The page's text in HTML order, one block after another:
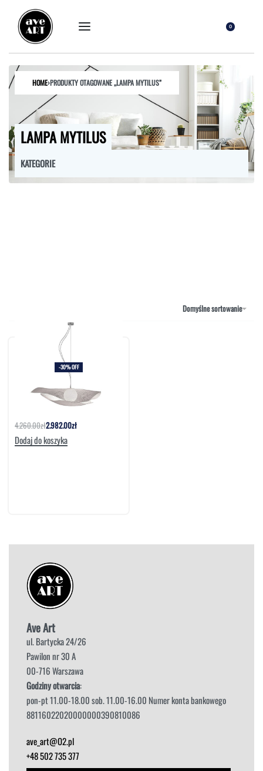
0
HOME›PRODUKTY OTAGOWANE „LAMPA MYTILUS”
LAMPA MYTILUS
KATEGORIE
SZAFKI I KOMODY
Domyślne sortowanie
-30% OFF
4.260.00zł2.982.00zł
Dodaj do koszyka
Ave Art
ul. Bartycka 24/26
Pawilon nr 30 A
00-716 Warszawa
Godziny otwarcia:
pon-pt 11.00-18.00 sob. 11.00-16.00 Numer konta bankowego
88116022020000000390810086
ave_art@O2.pl
+48 502 735 377